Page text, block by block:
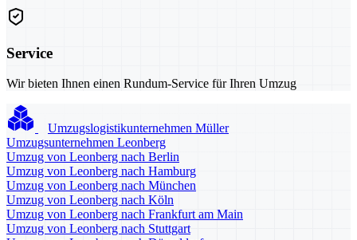
Service
Wir bieten Ihnen einen Rundum-Service für Ihren Umzug
Umzugslogistikunternehmen Müller
Umzugsunternehmen Leonberg
Umzug von Leonberg nach Berlin
Umzug von Leonberg nach Hamburg
Umzug von Leonberg nach München
Umzug von Leonberg nach Köln
Umzug von Leonberg nach Frankfurt am Main
Umzug von Leonberg nach Stuttgart